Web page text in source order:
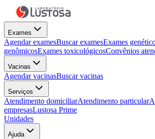
Exames
Agendar examesBuscar examesExames
genômicosExames toxicológicosConvênios
Vacinas
Agendar vacinasBuscar vacinas
Serviços
Atendimento domiciliarAtendimento particular
empresasLustosa Prime
Unidades
Ajuda